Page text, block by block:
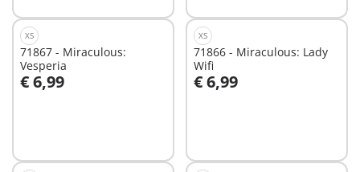
XS
71867 - Miraculous:
Vesperia
€ 6,99
In den Warenkorb
XS
71866 - Miraculous: Lady
Wifi
€ 6,99
In den Warenkorb